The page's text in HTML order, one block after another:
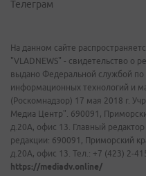
Телеграм
На данном сайте
"VLADNEWS" - свидетельство о
выдано Федеральной службой по
информационных технологий и
(Роскомнадзор) 17 мая 2018 г.
Медиа Центр". 690091,
д.20А, офис 13. Главный
редакции: 690091, Приморский
д.20А, офис 13. Тел.: +7 (423) 2-
https://mediadv.online/